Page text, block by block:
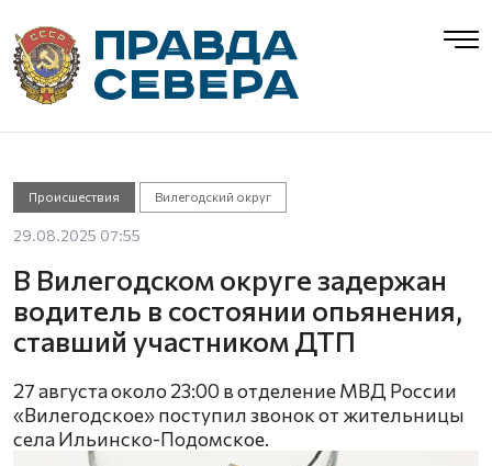
Происшествия Вилегодский округ
29.08.2025 07:55
В Вилегодском округе задержан
водитель в состоянии опьянения,
ставший участником ДТП
27 августа около 23:00 в отделение МВД России
«Вилегодское» поступил звонок от жительницы
села Ильинско-Подомское.